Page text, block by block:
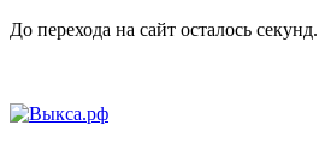
До перехода на сайт осталось секунд.